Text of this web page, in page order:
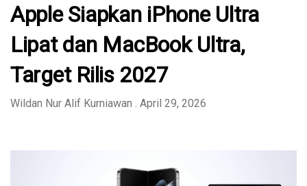
Apple Siapkan iPhone Ultra
Lipat dan MacBook Ultra,
Target Rilis 2027
Wildan Nur Alif Kurniawan . April 29, 2026